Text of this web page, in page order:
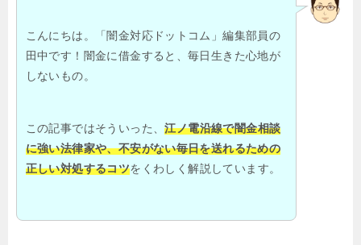
こんにちは。「闇金対応ドットコム」編集部員の
田中です！闇金に借金すると、毎日生きた心地が
しないもの。
この記事ではそういった、江ノ電沿線で闇金相談
に強い法律家や、不安がない毎日を送れるための
正しい対処するコツをくわしく解説しています。